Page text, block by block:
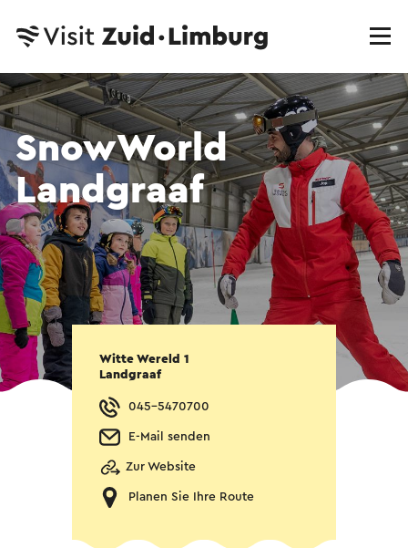
SnowWorld
Landgraaf
Witte Wereld 1
Landgraaf
045-5470700
E-Mail senden
Zur Website
Planen Sie Ihre Route